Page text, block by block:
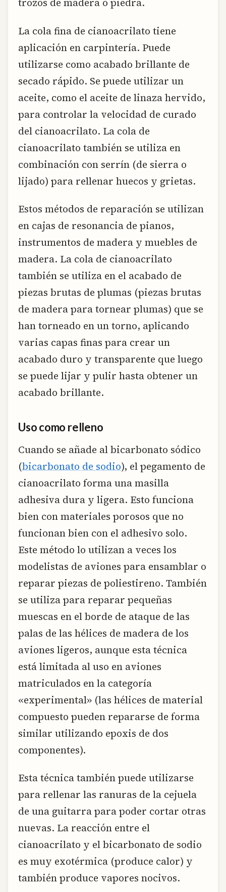
trozos de madera o piedra.
La cola fina de cianoacrilato tiene
aplicación en carpintería. Puede
utilizarse como acabado brillante de
secado rápido. Se puede utilizar un
aceite, como el aceite de linaza hervido,
para controlar la velocidad de curado
del cianoacrilato. La cola de
cianoacrilato también se utiliza en
combinación con serrín (de sierra o
lijado) para rellenar huecos y grietas.
Estos métodos de reparación se utilizan
en cajas de resonancia de pianos,
instrumentos de madera y muebles de
madera. La cola de cianoacrilato
también se utiliza en el acabado de
piezas brutas de plumas (piezas brutas
de madera para tornear plumas) que se
han torneado en un torno, aplicando
varias capas finas para crear un
acabado duro y transparente que luego
se puede lijar y pulir hasta obtener un
acabado brillante.
Uso como relleno
Cuando se añade al bicarbonato sódico
(bicarbonato de sodio), el pegamento de
cianoacrilato forma una masilla
adhesiva dura y ligera. Esto funciona
bien con materiales porosos que no
funcionan bien con el adhesivo solo.
Este método lo utilizan a veces los
modelistas de aviones para ensamblar o
reparar piezas de poliestireno. También
se utiliza para reparar pequeñas
muescas en el borde de ataque de las
palas de las hélices de madera de los
aviones ligeros, aunque esta técnica
está limitada al uso en aviones
matriculados en la categoría
«experimental» (las hélices de material
compuesto pueden repararse de forma
similar utilizando epoxis de dos
componentes).
Esta técnica también puede utilizarse
para rellenar las ranuras de la cejuela
de una guitarra para poder cortar otras
nuevas. La reacción entre el
cianoacrilato y el bicarbonato de sodio
es muy exotérmica (produce calor) y
también produce vapores nocivos.